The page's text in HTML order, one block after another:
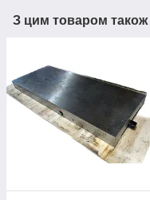
З цим товаром